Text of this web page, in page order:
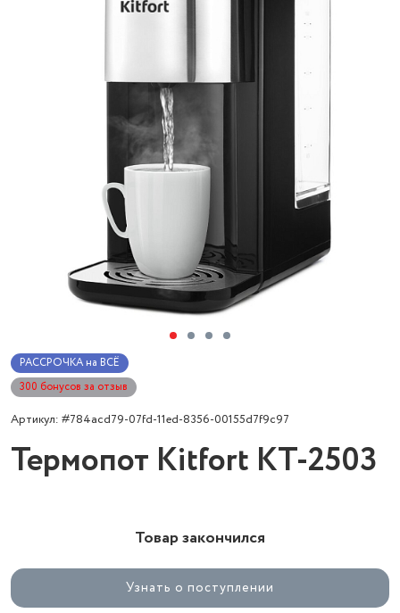
РАССРОЧКА на ВСЁ
300 бонусов за отзыв
Артикул: #784acd79-07fd-11ed-8356-00155d7f9c97
Термопот Kitfort KT-2503
Товар закончился
Узнать о поступлении